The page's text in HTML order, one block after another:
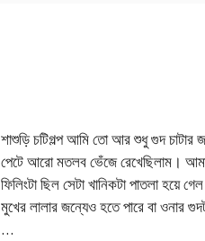
শাশুড়ি চটিগল্প আমি তো আর শুধু গুদ চাটার
পেটে আরো মতলব ভেঁজে রেখেছিলাম।
ফিলিংটা ছিল সেটা খানিকটা পাতলা হয়ে
মুখের লালার জন্যেও হতে পারে বা ওনার
…